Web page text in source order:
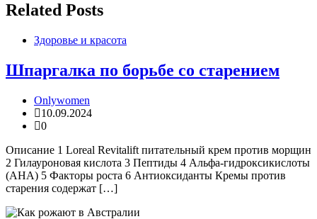
Related Posts
Здоровье и красота
Шпаргалка по борьбе со старением
Onlywomen
10.09.2024
0
Описание 1 Loreal Revitalift питательный крем против морщин
2 Гилауроновая кислота 3 Пептиды 4 Альфа-гидроксикислоты
(AHA) 5 Факторы роста 6 Антиоксиданты Кремы против
старения содержат […]